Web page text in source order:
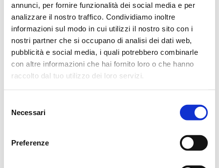
annunci, per fornire funzionalità dei social media e per
analizzare il nostro traffico. Condividiamo inoltre
informazioni sul modo in cui utilizzi il nostro sito con i
nostri partner che si occupano di analisi dei dati web,
pubblicità e social media, i quali potrebbero combinarle
con altre informazioni che hai fornito loro o che hanno
raccolto dal tuo utilizzo dei loro servizi.
delNecessari
Preferenze
Il S. Rosario sarà recitato Mercoledì alle ore 20.30 presso la
Chiesa di S. Croce.
Si ringraziano anticipatamente coloro che interverranno alla
cerimonia e quanti la ricorderanno nella preghiera.
Reggio Emilia, 27 gennaio 2022
CONDIVIDI